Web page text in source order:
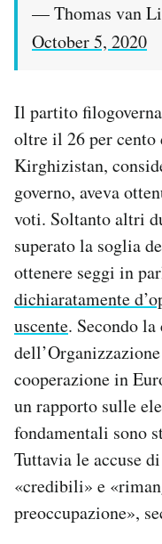
— Thomas van
October 5, 2020
Il partito
oltre il 26 per
Kirghizistan,
governo, aveva
voti. Soltanto altri
superato la soglia
ottenere seggi in
dichiaratamente
uscente. Secondo
cooperazione in
un rapporto sulle
fondamentali sono
Tuttavia le accuse
«credibili» e
preoccupazione»,